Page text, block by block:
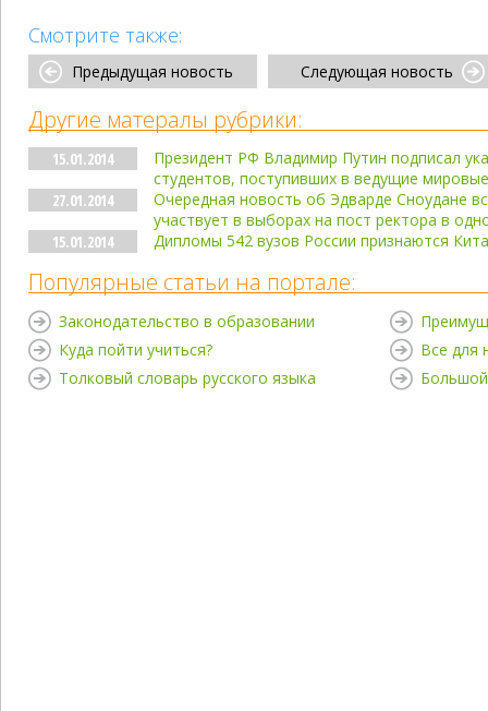
Смотрите также:
Предыдущая новость Следующая новость
Другие матералы рубрики:
15.01.2014
Президент РФ Владимир Путин подписал
студентов, поступивших в ведущие
27.01.2014
Очередная новость об Эдварде Сноудане
участвует в выборах на пост ректора в
15.01.2014
Дипломы 542 вузов России признаются
Популярные статьи на портале:
Законодательство в образовании
Куда пойти учиться?
Толковый словарь русского языка
Все для
Большой